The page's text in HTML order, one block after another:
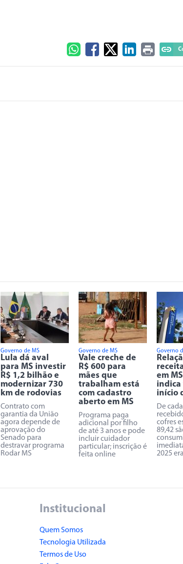
Governo de MS
Lula dá aval
para MS investir
R$ 1,2 bilhão e
modernizar 730
km de rodovias
Contrato com
garantia da União
agora depende de
aprovação do
Senado para
destravar programa
Rodar MS
Governo de MS
Vale creche de
R$ 600 para
mães que
trabalham está
com cadastro
aberto em MS
Programa paga
adicional por filho
de até 3 anos e pode
incluir cuidador
particular; inscrição é
feita online
Governo
em
indica
início
De
cofres
89,42
2025
Institucional
Quem Somos
Tecnologia Utilizada
Termos de Uso